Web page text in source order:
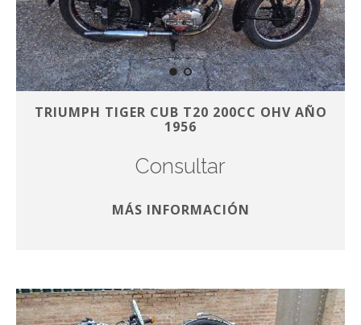
TRIUMPH TIGER CUB T20 200CC OHV AÑO
1956
Consultar
MÁS INFORMACIÓN